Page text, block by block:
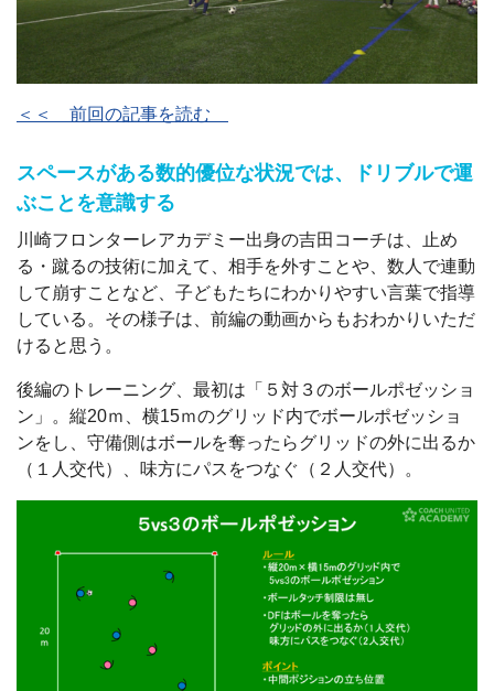
＜＜ 前回の記事を読む
スペースがある数的優位な状況では、ドリブルで運
ぶことを意識する
川崎フロンターレアカデミー出身の吉田コーチは、止め
る・蹴るの技術に加えて、相手を外すことや、数人で連動
して崩すことなど、子どもたちにわかりやすい言葉で指導
している。その様子は、前編の動画からもおわかりいただ
けると思う。
後編のトレーニング、最初は「５対３のボールポゼッショ
ン」。縦20ｍ、横15ｍのグリッド内でボールポゼッショ
ンをし、守備側はボールを奪ったらグリッドの外に出るか
（１人交代）、味方にパスをつなぐ（２人交代）。